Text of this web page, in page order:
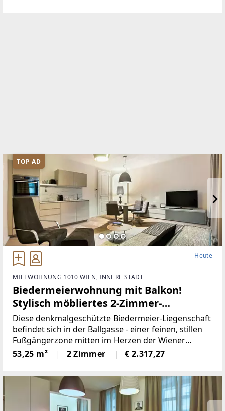
TOP AD
Heute
MIETWOHNUNG 1010 WIEN, INNERE STADT
Biedermeierwohnung mit Balkon!
Stylisch möbliertes 2-Zimmer-
Apartment in Fußgängerzone!
Diese denkmalgeschützte Biedermeier-Liegenschaft
befindet sich in der Ballgasse - einer feinen, stillen
Fußgängerzone mitten im Herzen der Wiener
Innenstadt, die ein bemerkenswertes Ensemble aus
josephinischen Wohnhäusern aufweist. 1772/73
53,25 m² 2 Zimmer € 2.317,27